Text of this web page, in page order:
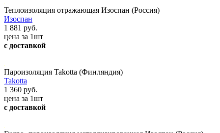
Теплоизоляция отражающая Изоспан (Россия)
Изоспан
1 881 руб.
цена за 1шт
с доставкой
Пароизоляция Takotta (Финляндия)
Takotta
1 360 руб.
цена за 1шт
с доставкой